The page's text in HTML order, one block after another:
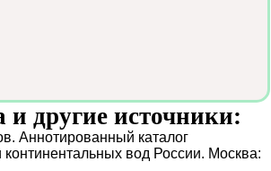
и другие источники:
Аннотированный каталог
континентальных вод России. Москва: